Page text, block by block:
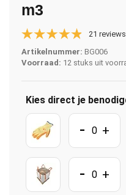
m3
21 reviews
Artikelnummer: BG006
Voorraad: 12 stuks uit
Kies direct je
- +
- +